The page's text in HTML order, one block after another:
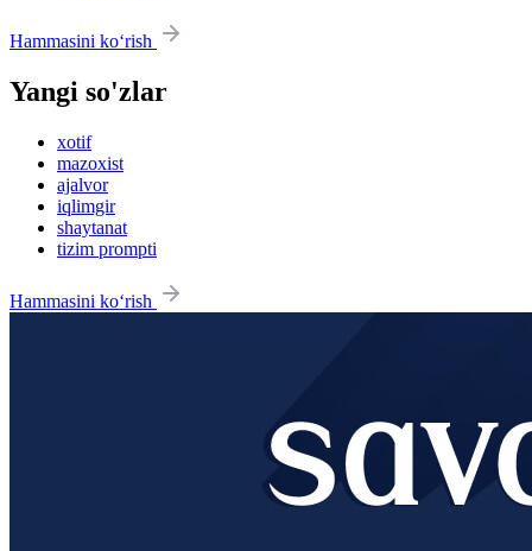
Hammasini ko‘rish
Yangi so'zlar
xotif
mazoxist
ajalvor
iqlimgir
shaytanat
tizim prompti
Hammasini ko‘rish